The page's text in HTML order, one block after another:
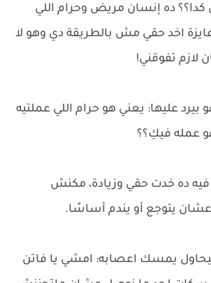
ده إنسان مريض وحرام اللي
اخد حقي مش بالطريقة دي وهو لا
لازم تفوقني!
عليها: يعني هو حرام اللي عملتيه
عمله فيكِ؟؟
فيه ده خدت حقي وزيادة، مكنش
يتوجع أو يندم أساسًا.
يمسك اعصابه: امشي يا فاتن